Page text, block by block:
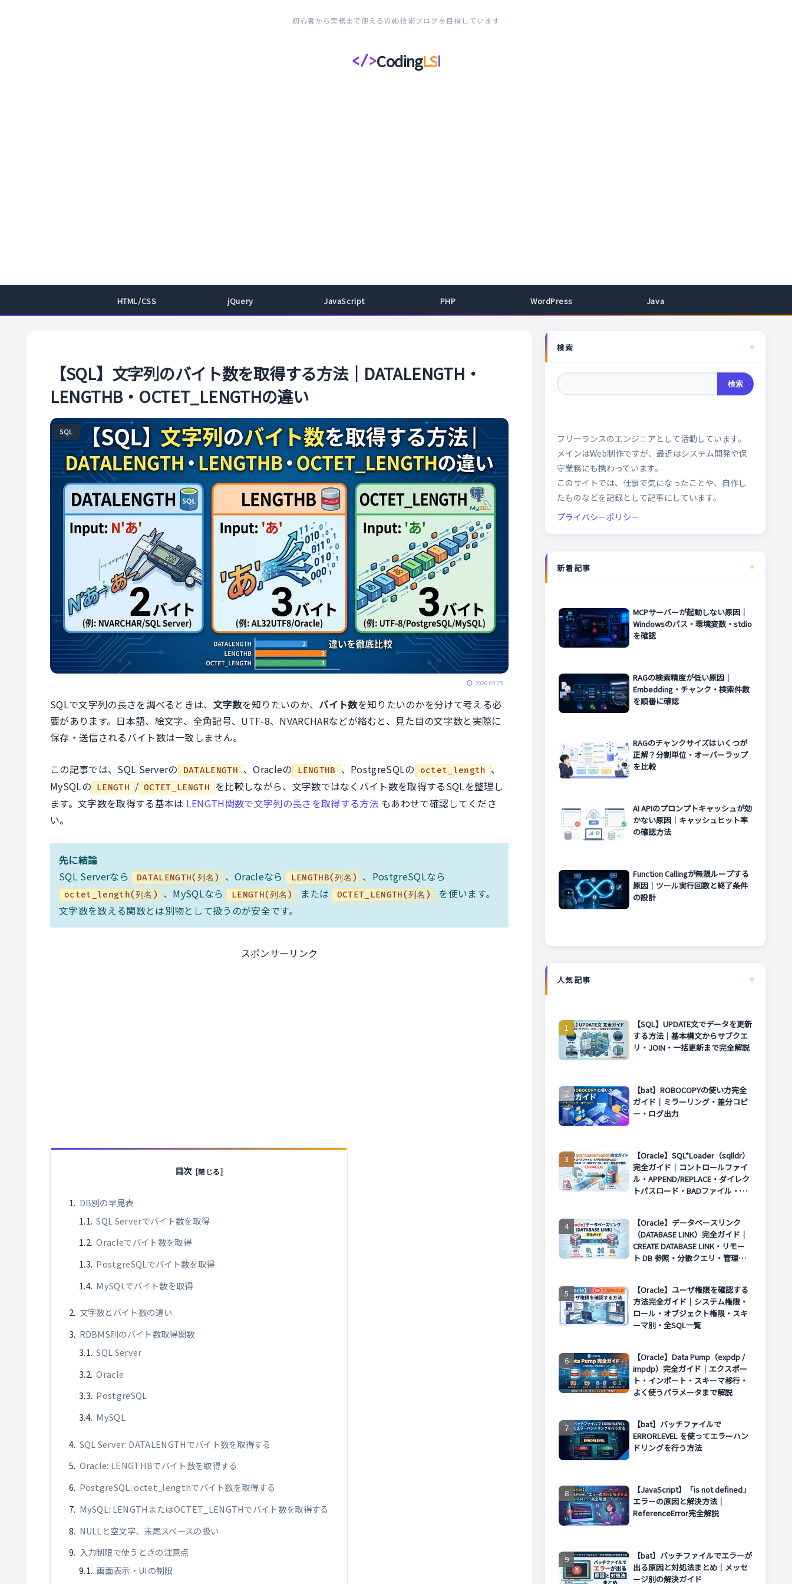
初心者から実務まで使えるWeb技術ブログを目指しています
</>CodingLS
コ
HTML/CSS jQuery JavaScript PHP WordPress Java
【SQL】文字列のバイト数を取得する方法｜DATALENGTH・
LENGTHB・OCTET_LENGTHの違い
SQL
2026.05.25
SQLで文字列の長さを調べるときは、 文字数を知りたいのか、 バイト数を知りたいのかを分けて考える必
要があります。日本語、絵文字、全角記号、UTF-8、NVARCHARなどが絡むと、見た目の文字数と実際に
保存・送信されるバイト数は一致しません。
この記事では、SQL Serverの DATALENGTH 、Oracleの LENGTHB 、PostgreSQLの octet_length
、
MySQLの
LENGTH / OCTET_LENGTH
を比較しながら、文字数ではなくバイト数を取得するSQLを整理し
ます。文字数を取得する基本は LENGTH関数で文字列の長さを取得する方法 もあわせて確認してくださ
い。
先に結論
SQL Serverなら DATALENGTH(列名) 、Oracleなら LENGTHB(列名) 、PostgreSQLなら
octet_length(列名) 、MySQLなら LENGTH(列名) または OCTET_LENGTH(列名)
を使います。
文字数を数える関数とは別物として扱うのが安全です。
スポンサーリンク
目次
DB別の早見表
SQL Serverでバイト数を取得
Oracleでバイト数を取得
PostgreSQLでバイト数を取得
MySQLでバイト数を取得
文字数とバイト数の違い
RDBMS別のバイト数取得関数
SQL Server
Oracle
PostgreSQL
MySQL
SQL Server: DATALENGTHでバイト数を取得する
Oracle: LENGTHBでバイト数を取得する
PostgreSQL: octet_lengthでバイト数を取得する
MySQL: LENGTHまたはOCTET_LENGTHでバイト数を取得する
NULLと空文字、末尾スペースの扱い
入力制限で使うときの注意点
画面表示・UIの制限
検索
検索
フリーランスのエンジニアとして活動しています。
メインはWeb制作ですが、最近はシステム開発や保
守業務にも携わっています。
このサイトでは、仕事で気になったことや、自作し
たものなどを記録として記事にしています。
プライバシーポリシー
新着記事
MCPサーバーが起動しない原因｜
Windowsのパス・環境変数・stdio
を確認
RAGの検索精度が低い原因｜
Embedding・チャンク・検索件数
を順番に確認
RAGのチャンクサイズはいくつが
正解？分割単位・オーバーラップ
を比較
AI APIのプロンプトキャッシュが効
かない原因｜キャッシュヒット率
の確認方法
Function Callingが無限ループする
原因｜ツール実行回数と終了条件
の設計
人気記事
【SQL】UPDATE文でデータを更新
する方法｜基本構文からサブクエ
リ・JOIN・一括更新まで完全解説
【bat】ROBOCOPYの使い方完全
ガイド｜ミラーリング・差分コピ
ー・ログ出力
【Oracle】SQL*Loader（sqlldr）
完全ガイド｜コントロールファイ
ル・APPEND/REPLACE・ダイレク
トパスロード・BADファイル・エ
【Oracle】データベースリンク
（DATABASE LINK）完全ガイド｜
CREATE DATABASE LINK・リモー
ト DB 参照・分散クエリ・管理方
【Oracle】ユーザ権限を確認する
方法完全ガイド｜システム権限・
ロール・オブジェクト権限・スキ
ーマ別・全SQL一覧
【Oracle】Data Pump（expdp /
impdp）完全ガイド｜エクスポー
ト・インポート・スキーマ移行・
よく使うパラメータまで解説
【bat】バッチファイルで
ERRORLEVEL を使ってエラーハン
ドリングを行う方法
【JavaScript】「is not defined」
エラーの原因と解決方法｜
ReferenceError完全解説
【bat】バッチファイルでエラーが
出る原因と対処法まとめ｜メッセ
ージ別の解決ガイド